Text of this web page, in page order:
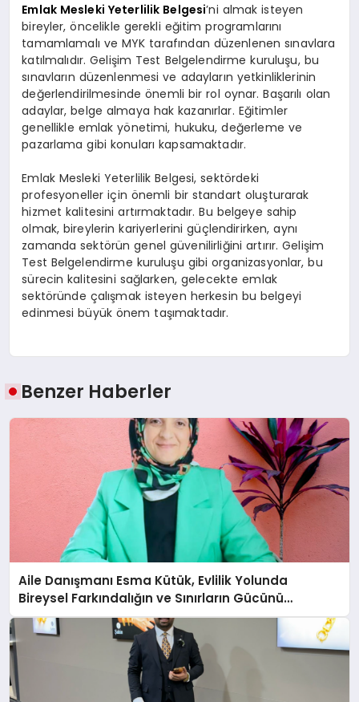
Emlak Mesleki Yeterlilik Belgesi’ni almak isteyen
bireyler, öncelikle gerekli eğitim programlarını
tamamlamalı ve MYK tarafından düzenlenen sınavlara
katılmalıdır. Gelişim Test Belgelendirme kuruluşu, bu
sınavların düzenlenmesi ve adayların yetkinliklerinin
değerlendirilmesinde önemli bir rol oynar. Başarılı olan
adaylar, belge almaya hak kazanırlar. Eğitimler
genellikle emlak yönetimi, hukuku, değerleme ve
pazarlama gibi konuları kapsamaktadır.
Emlak Mesleki Yeterlilik Belgesi, sektördeki
profesyoneller için önemli bir standart oluşturarak
hizmet kalitesini artırmaktadır. Bu belgeye sahip
olmak, bireylerin kariyerlerini güçlendirirken, aynı
zamanda sektörün genel güvenilirliğini artırır. Gelişim
Test Belgelendirme kuruluşu gibi organizasyonlar, bu
sürecin kalitesini sağlarken, gelecekte emlak
sektöründe çalışmak isteyen herkesin bu belgeyi
edinmesi büyük önem taşımaktadır.
Benzer Haberler
Aile Danışmanı Esma Kütük, Evlilik Yolunda
Bireysel Farkındalığın ve Sınırların Gücünü
Anlatıyor